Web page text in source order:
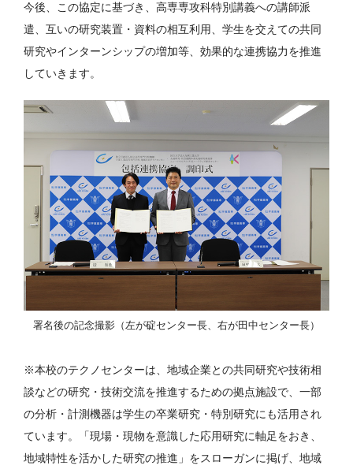
今後、この協定に基づき、高専専攻科特別講義への講師派
遣、互いの研究装置・資料の相互利用、学生を交えての共同
研究やインターンシップの増加等、効果的な連携協力を推進
していきます。
署名後の記念撮影（左が碇センター長、右が田中センター長）
※本校のテクノセンターは、地域企業との共同研究や技術相
談などの研究・技術交流を推進するための拠点施設で、一部
の分析・計測機器は学生の卒業研究・特別研究にも活用され
ています。「現場・現物を意識した応用研究に軸足をおき、
地域特性を活かした研究の推進」をスローガンに掲げ、地域